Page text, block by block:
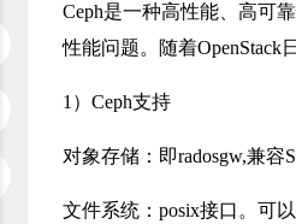
Ceph是一种高性能、高可
性能问题。随着OpenStack
1）Ceph支持
对象存储：即radosgw,兼容
文件系统：posix接口。可